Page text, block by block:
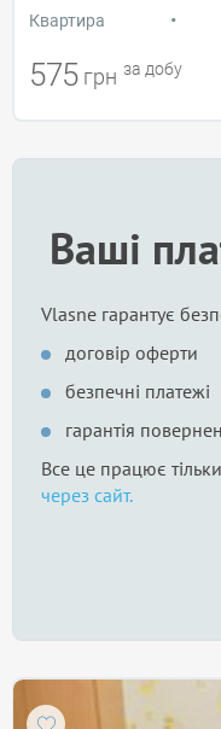
Квартира •
575 грн за добу
Ваші
Vlasne гарантує
договір оферти
безпечні платежі
гарантія
Все це працює
через сайт.